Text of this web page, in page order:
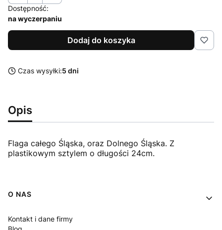
Dostępność:
na wyczerpaniu
Dodaj do koszyka
Czas wysyłki:5 dni
Opis
Flaga całego Śląska, oraz Dolnego Śląska. Z
plastikowym sztylem o długości 24cm.
Linki w stopce
O NAS
Kontakt i dane firmy